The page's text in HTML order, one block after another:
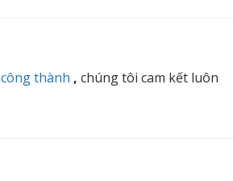
công thành , chúng tôi cam kết luôn